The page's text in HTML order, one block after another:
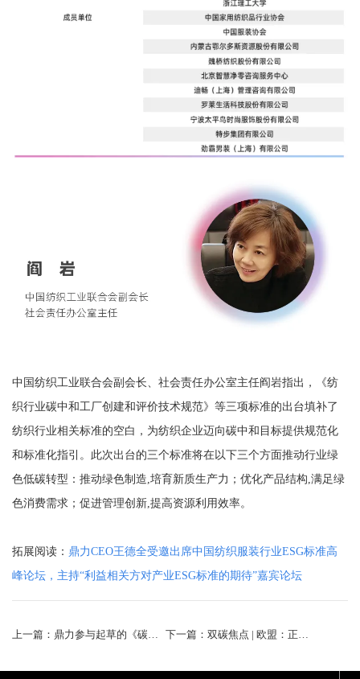
中国纺织工业联合会副会长、社会责任办公室主任阎岩指出，《纺
织行业碳中和工厂创建和评价技术规范》等三项标准的出台填补了
纺织行业相关标准的空白，为纺织企业迈向碳中和目标提供规范化
和标准化指引。此次出台的三个标准将在以下三个方面推动行业绿
色低碳转型：推动绿色制造,培育新质生产力；优化产品结构,满足绿
色消费需求；促进管理创新,提高资源利用效率。
拓展阅读： 鼎力CEO王德全受邀出席中国纺织服装行业ESG标准高
峰论坛，主持“利益相关方对产业ESG标准的期待”嘉宾论坛